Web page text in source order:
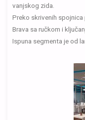
vanjskog zida.
Preko skrivenih spojnica
Brava sa ručkom i
Ispuna segmenta je od